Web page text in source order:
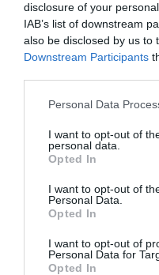
disclosure of your
IAB’s list of downstream
also be disclosed by us to
Downstream Participants
Please note that this
not limited to your visit or
grant or deny consent to
use your data for below
consent section.
Personal Data
I want to opt-out of
personal data.
Opted In
I want to opt-out of
Personal Data.
Opted In
I want to opt-out of
Personal Data for
Opted In
στη Ρώμη
Η Άννα Ντουντουνάκη
πρώτη μέρα του Sette